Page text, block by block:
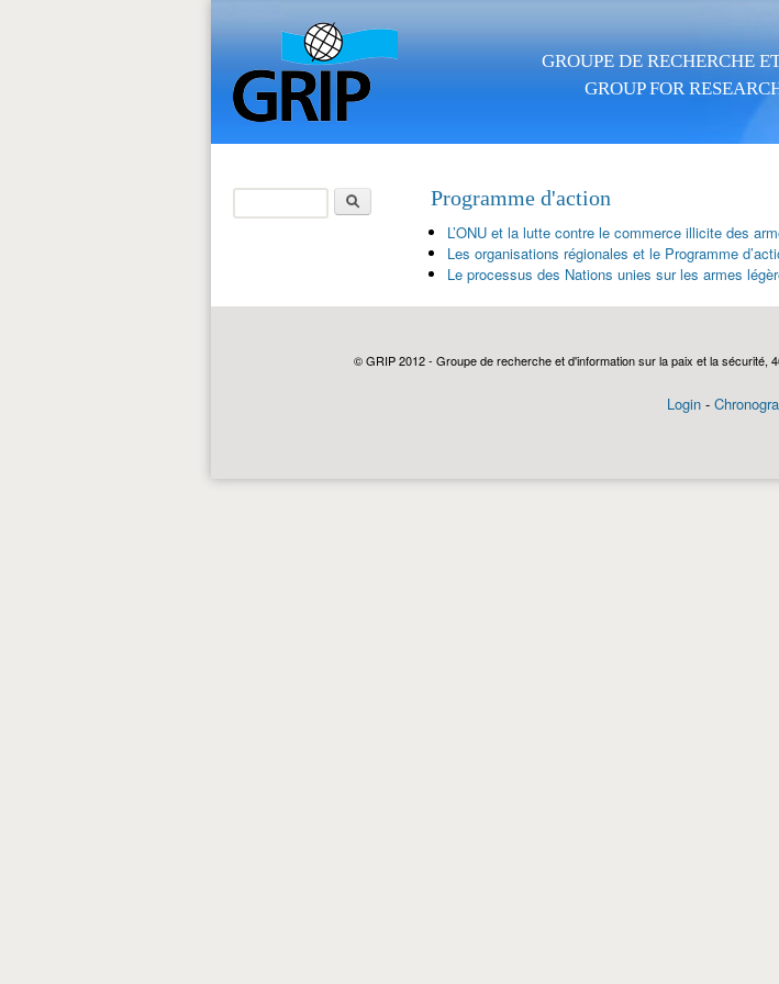
GROUPE DE RECHERCHE
GROUP FOR
Programme d'action
L’ONU et la lutte contre le commerce illicite des
Les organisations régionales et le Programme
Le processus des Nations unies sur les armes
Formulaire de
© GRIP 2012 - Groupe de recherche et d'information sur la paix et la sécurité,
Login-